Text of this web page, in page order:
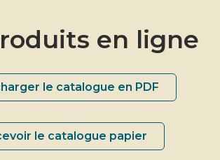
en ligne
le catalogue en PDF
le catalogue papier